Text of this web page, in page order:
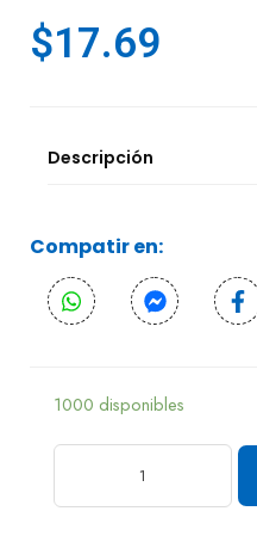
$17.69
Descripción
Compatir en:
1000 disponibles